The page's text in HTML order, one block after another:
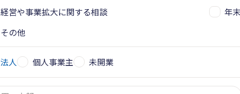
経営や事業拡大に関する相談
年
その他
法人 個人事業主 未開業